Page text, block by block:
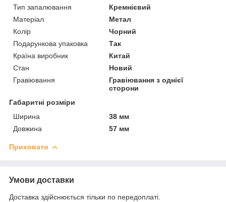
Тип запалювання
Кремнієвий
Матеріал
Метал
Колір
Чорний
Подарункова упаковка
Так
Країна виробник
Китай
Стан
Новий
Гравіювання
Гравіювання з однієї
сторони
Габаритні розміри
Ширина
38 мм
Довжина
57 мм
Приховати
Умови доставки
Доставка здійснюється тільки по передоплаті.